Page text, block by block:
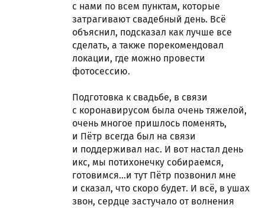
с нами по всем пунктам, которые
затрагивают свадебный день. Всё
объяснил, подсказал как лучше все
сделать, а также порекомендовал
локации, где можно провести
фотосессию.
Подготовка к свадьбе, в связи
с коронавирусом была очень тяжелой,
очень многое пришлось поменять,
и Пётр всегда был на связи
и поддерживал нас. И вот настал день
икс, мы потихонечку собираемся,
готовимся…и тут Пётр позвонил мне
и сказал, что скоро будет. И всё, в ушах
звон, сердце застучало от волнения